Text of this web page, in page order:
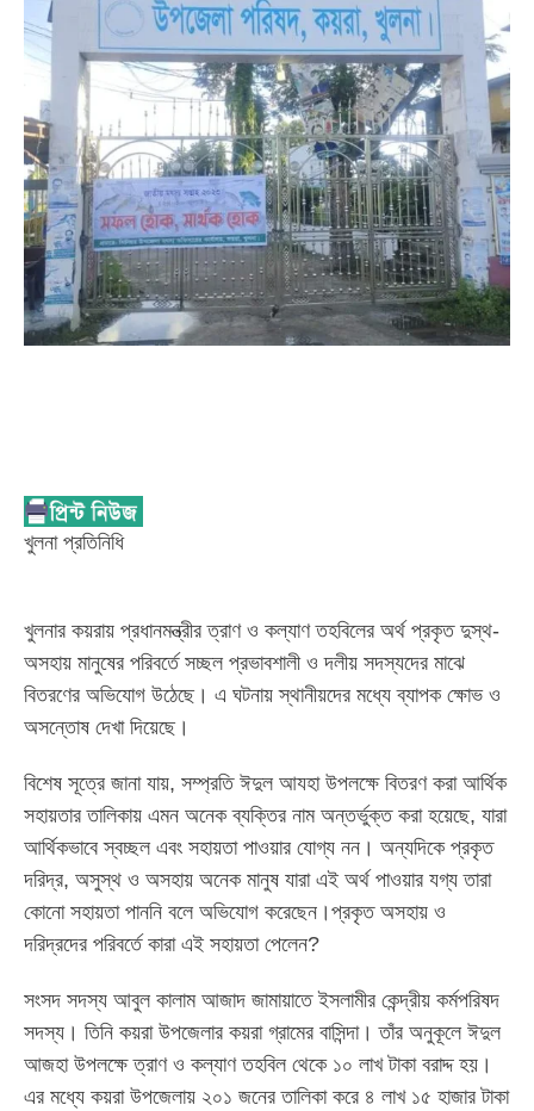
খুলনা প্রতিনিধি
খুলনার কয়রায় প্রধানমন্ত্রীর ত্রাণ ও কল্যাণ তহবিলের অর্থ প্রকৃত দুস্থ-
অসহায় মানুষের পরিবর্তে সচ্ছল প্রভাবশালী ও দলীয় সদস্যদের মাঝে
বিতরণের অভিযোগ উঠেছে। এ ঘটনায় স্থানীয়দের মধ্যে ব্যাপক ক্ষোভ ও
অসন্তোষ দেখা দিয়েছে।
বিশেষ সূত্রে জানা যায়, সম্প্রতি ঈদুল আযহা উপলক্ষে বিতরণ করা আর্থিক
সহায়তার তালিকায় এমন অনেক ব্যক্তির নাম অন্তর্ভুক্ত করা হয়েছে, যারা
আর্থিকভাবে স্বচ্ছল এবং সহায়তা পাওয়ার যোগ্য নন। অন্যদিকে প্রকৃত
দরিদ্র, অসুস্থ ও অসহায় অনেক মানুষ যারা এই অর্থ পাওয়ার যগ্য তারা
কোনো সহায়তা পাননি বলে অভিযোগ করেছেন।প্রকৃত অসহায় ও
দরিদ্রদের পরিবর্তে কারা এই সহায়তা পেলেন?
সংসদ সদস্য আবুল কালাম আজাদ জামায়াতে ইসলামীর কেন্দ্রীয় কর্মপরিষদ
সদস্য। তিনি কয়রা উপজেলার কয়রা গ্রামের বাসিন্দা। তাঁর অনুকূলে ঈদুল
আজহা উপলক্ষে ত্রাণ ও কল্যাণ তহবিল থেকে ১০ লাখ টাকা বরাদ্দ হয়।
এর মধ্যে কয়রা উপজেলায় ২০১ জনের তালিকা করে ৪ লাখ ১৫ হাজার টাকা